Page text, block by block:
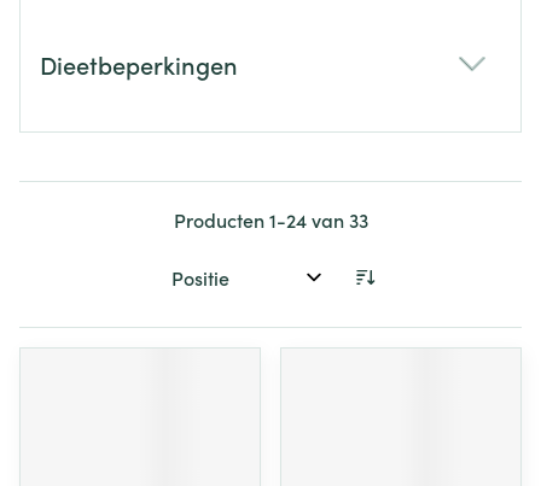
Dieetbeperkingen
Producten1-24van33
Sorteer op: